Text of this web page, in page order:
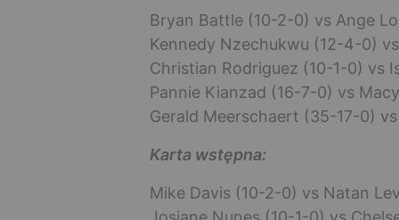
Bryan Battle (10-2-0) vs Ange
Kennedy Nzechukwu (12-4-0)
Christian Rodriguez (10-1-0) vs
Pannie Kianzad (16-7-0) vs
Gerald Meerschaert (35-17-0)
Karta wstępna:
Mike Davis (10-2-0) vs Natan